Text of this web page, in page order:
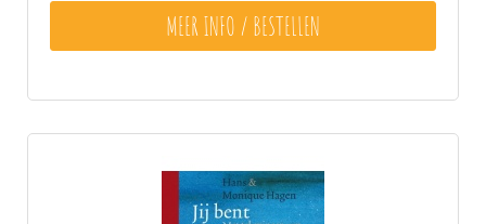
MEER INFO / BESTELLEN